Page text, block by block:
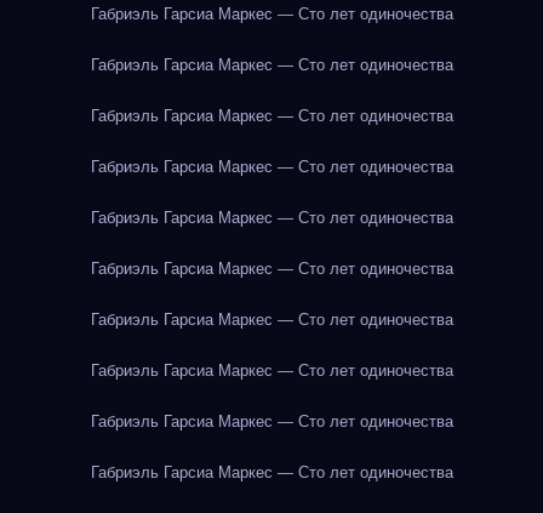
Габриэль Гарсиа Маркес — Сто лет одиночества
Габриэль Гарсиа Маркес — Сто лет одиночества
Габриэль Гарсиа Маркес — Сто лет одиночества
Габриэль Гарсиа Маркес — Сто лет одиночества
Габриэль Гарсиа Маркес — Сто лет одиночества
Габриэль Гарсиа Маркес — Сто лет одиночества
Габриэль Гарсиа Маркес — Сто лет одиночества
Габриэль Гарсиа Маркес — Сто лет одиночества
Габриэль Гарсиа Маркес — Сто лет одиночества
Габриэль Гарсиа Маркес — Сто лет одиночества